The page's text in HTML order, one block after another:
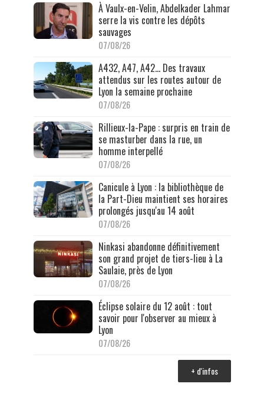
À Vaulx-en-Velin, Abdelkader Lahmar
serre la vis contre les dépôts
sauvages
07/08/26
A432, A47, A42… Des travaux
attendus sur les routes autour de
Lyon la semaine prochaine
07/08/26
Rillieux-la-Pape : surpris en train de
se masturber dans la rue, un
homme interpellé
07/08/26
Canicule à Lyon : la bibliothèque de
la Part-Dieu maintient ses horaires
prolongés jusqu'au 14 août
07/08/26
Ninkasi abandonne définitivement
son grand projet de tiers-lieu à La
Saulaie, près de Lyon
07/08/26
Éclipse solaire du 12 août : tout
savoir pour l'observer au mieux à
Lyon
07/08/26
+ d'infos